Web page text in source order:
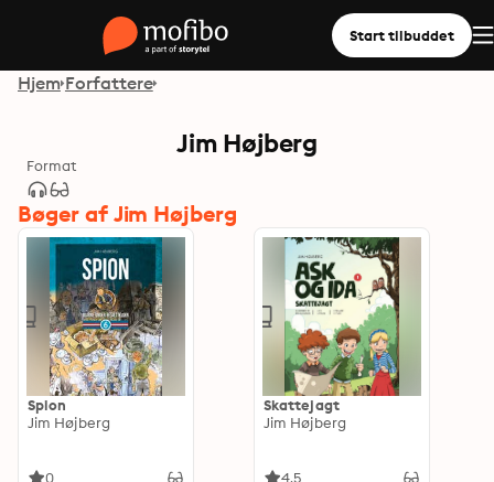
Start tilbuddet
Hjem Forfattere
Jim Højberg
Format
Bøger af Jim Højberg
Spion
Jim Højberg
0
Skattejagt
Jim Højberg
4.5